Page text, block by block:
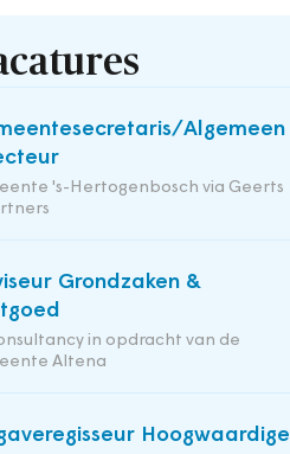
Algemeen
's-Hertogenbosch via Geerts
Grondzaken &
in opdracht van de
Altena
Hoogwaardige